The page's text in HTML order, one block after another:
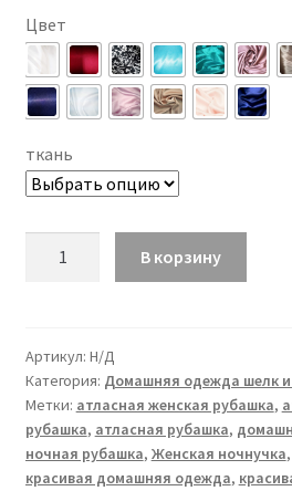
Цвет
ткань
В корзину
Артикул: Н/Д
Категория: Домашняя одежда шелк и
Метки: атласная женская рубашка,
рубашка, атласная рубашка,
ночная рубашка, Женская ночнучка,
красивая домашняя одежда,